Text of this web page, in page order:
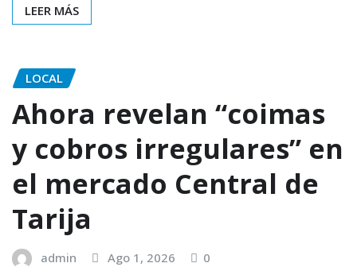
LEER MÁS
LOCAL
Ahora revelan “coimas
y cobros irregulares” en
el mercado Central de
Tarija
admin Ago 1, 2026 0